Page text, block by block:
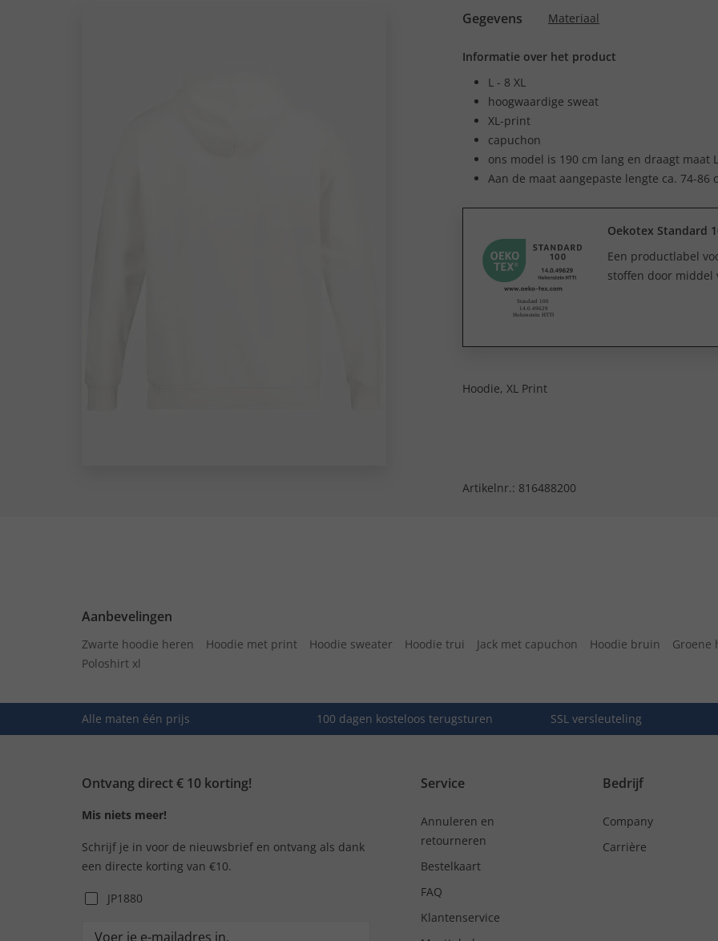
Gegevens Materiaal
Informatie over het product
L - 8 XL
hoogwaardige sweat
XL-print
capuchon
ons model is 190 cm lang en draagt maat L
Aan de maat aangepaste lengte ca. 74-86
Oekotex Standard
Een productlabel
stoffen door middel
Hoodie, XL Print
Artikelnr.: 816488200
Aanbevelingen
Zwarte hoodie heren Hoodie met print Hoodie sweater Hoodie trui Jack met capuchon Hoodie bruin Groene
Poloshirt xl
Alle maten één prijs 100 dagen kosteloos terugsturen SSL versleuteling
Ontvang direct € 10 korting!
Mis niets meer!
Schrijf je in voor de nieuwsbrief en ontvang als dank
een directe korting van €10.
JP1880
Service
Annuleren en
retourneren
Bestelkaart
FAQ
Klantenservice
Bedrijf
Company
Carrière